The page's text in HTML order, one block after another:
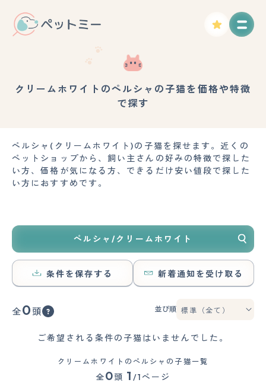
クリームホワイトのペルシャの子猫を価格や特徴
で探す
ペルシャ(クリームホワイト)の子猫を探せます。近くの
ペットショップから、飼い主さんの好みの特徴で探した
い方、価格が気になる方、できるだけ安い値段で探した
い方におすすめです。
ペルシャ/クリームホワイト
条件を保存する 新着通知を受け取る
全0 頭 並び順
ご希望される条件の子猫はいませんでした。
クリームホワイトのペルシャの子猫一覧
全0頭 1 /1ページ